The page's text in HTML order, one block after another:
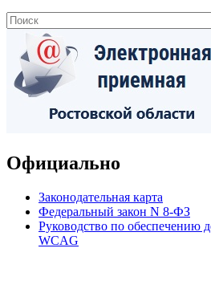
Официально
Законодательная карта
Федеральный закон N 8-ФЗ
Руководство по обеспечению
WCAG